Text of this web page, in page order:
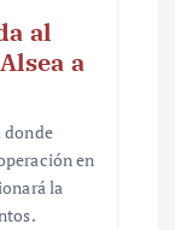
al
a
donde
en
la